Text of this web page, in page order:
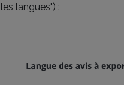
langues") :